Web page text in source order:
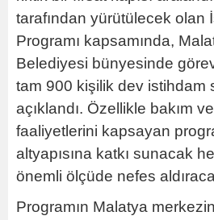
tarafından yürütülecek olan
Programı kapsamında,
Belediyesi bünyesinde
tam 900 kişilik dev istihdam
açıklandı. Özellikle bakım
faaliyetlerini kapsayan
altyapısına katkı sunacak
önemli ölçüde nefes
Programın Malatya